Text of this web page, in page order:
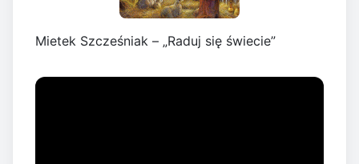
Mietek Szcześniak – „Raduj się świecie”